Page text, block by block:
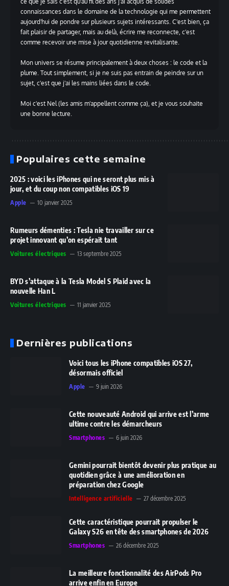
connaissances dans le domaine de la technologie qui me permettent
aujourd'hui de pondre sur plusieurs sujets intéressants. C'est bien, ça
fait plaisir de partager, mais au delà, écrire me reconnecte, c'est
comme recevoir une mise à jour quotidienne revitalisante.
Mon univers se résume principalement à deux choses : le code et la
plume. Tout simplement, si je ne suis pas entrain de peindre sur un
sujet, c'est que j'ai les mains liées dans le code.
Moi c'est Nel (les amis m'appellent comme ça), et je vous souhaite
une bonne lecture.
Populaires cette semaine
2025 : voici les iPhones qui ne seront plus mis à
jour, et du coup non compatibles iOS 19
Apple 10 janvier 2025
Rumeurs démenties : Tesla nie travailler sur ce
projet innovant qu’on espérait tant
Voitures électriques 13 septembre 2025
BYD s’attaque à la Tesla Model S Plaid avec la
nouvelle Han L
Voitures électriques 11 janvier 2025
Dernières publications
Voici tous les iPhone compatibles iOS 27,
désormais officiel
Apple 9 juin 2026
Cette nouveauté Android qui arrive est l’arme
ultime contre les démarcheurs
Smartphones 6 juin 2026
Gemini pourrait bientôt devenir plus pratique au
quotidien grâce à une amélioration en
préparation chez Google
Intelligence artificielle 27 décembre 2025
Cette caractéristique pourrait propulser le
Galaxy S26 en tête des smartphones de 2026
Smartphones 26 décembre 2025
La meilleure fonctionnalité des AirPods Pro
arrive enfin en Europe